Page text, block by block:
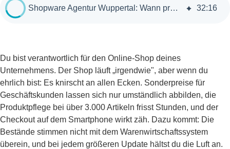
Shopware Agentur Wuppertal: Wann professionelle Hilfe sinnvoll ist 32:16
Du bist verantwortlich für den Online-Shop deines
Unternehmens. Der Shop läuft „irgendwie", aber wenn du
ehrlich bist: Es knirscht an allen Ecken. Sonderpreise für
Geschäftskunden lassen sich nur umständlich abbilden, die
Produktpflege bei über 3.000 Artikeln frisst Stunden, und der
Checkout auf dem Smartphone wirkt zäh. Dazu kommt: Die
Bestände stimmen nicht mit dem Warenwirtschaftssystem
überein, und bei jedem größeren Update hältst du die Luft an.